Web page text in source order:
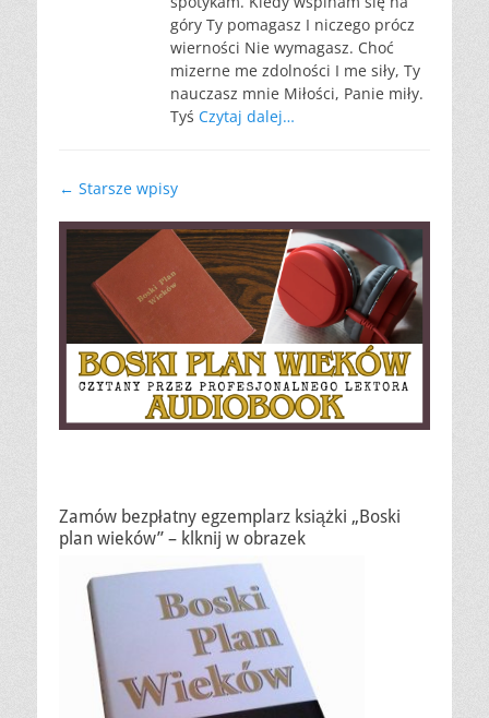
góry Ty pomagasz I niczego prócz
wierności Nie wymagasz. Choć
mizerne me zdolności I me siły, Ty
nauczasz mnie Miłości, Panie miły.
Tyś Czytaj dalej…
Nawigacja
← Starsze wpisy
Zamów bezpłatny egzemplarz książki „Boski
plan wieków” – klknij w obrazek